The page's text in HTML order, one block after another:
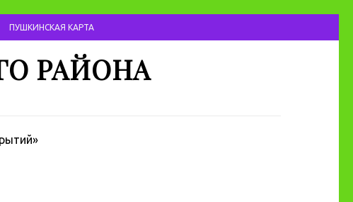
ПУШКИНСКАЯ КАРТА
РАЙОНА